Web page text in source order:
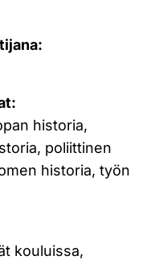
historia,
poliittinen
historia, työn
kouluissa,